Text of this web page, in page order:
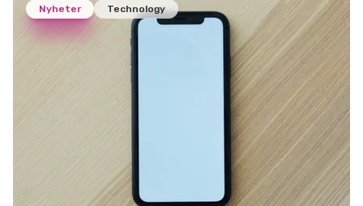
Nyheter Technology